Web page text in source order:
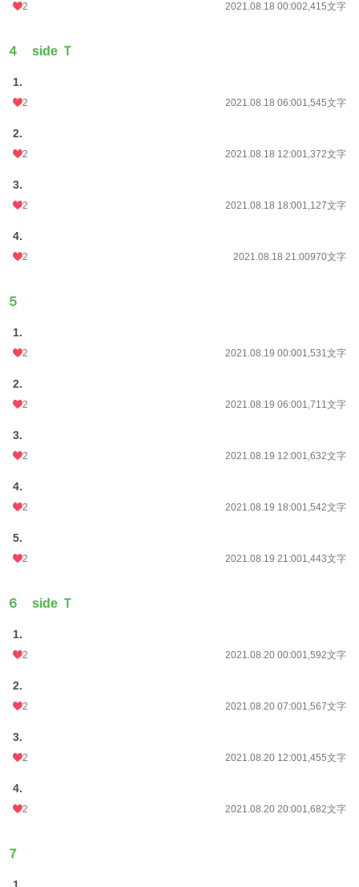
2 2021.08.18 00:002,415文字
４ side Ｔ
1.
2 2021.08.18 06:001,545文字
2.
2 2021.08.18 12:001,372文字
3.
2 2021.08.18 18:001,127文字
4.
2 2021.08.18 21:00970文字
５
1.
2 2021.08.19 00:001,531文字
2.
2 2021.08.19 06:001,711文字
3.
2 2021.08.19 12:001,632文字
4.
2 2021.08.19 18:001,542文字
5.
2 2021.08.19 21:001,443文字
６ side Ｔ
1.
2 2021.08.20 00:001,592文字
2.
2 2021.08.20 07:001,567文字
3.
2 2021.08.20 12:001,455文字
4.
2 2021.08.20 20:001,682文字
７